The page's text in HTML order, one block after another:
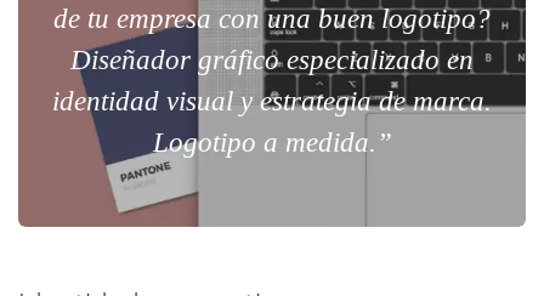
de tu empresa con una buen logotipo?
Diseñador gráfico especializado en
identidad visual y estrategia de marca.
Logotipo a medida.”